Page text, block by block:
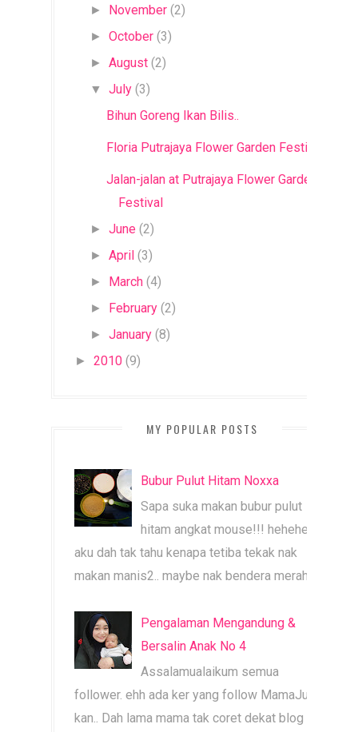
► November (2)
►October (3)
►August (2)
▼ July (3)
Bihun Goreng Ikan Bilis..
Floria Putrajaya Flower Garden Festival
Jalan-jalan at Putrajaya Flower Garden
Festival
►June (2)
►April (3)
► March (4)
► February (2)
►January (8)
► 2010 (9)
MY POPULAR POSTS
Bubur Pulut Hitam Noxxa
Sapa suka makan bubur pulut
hitam angkat mouse!!! heheheh
aku dah tak tahu kenapa tetiba tekak nak
makan manis2.. maybe nak bendera merah b...
Pengalaman Mengandung &
Bersalin Anak No 4
Assalamualaikum semua
follower. ehh ada ker yang follow MamaJue ni
kan.. Dah lama mama tak coret dekat blog ni.